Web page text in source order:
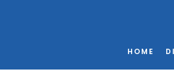
HOME